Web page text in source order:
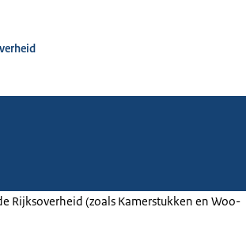
Rijksoverheid (zoals Kamerstukken en Woo-